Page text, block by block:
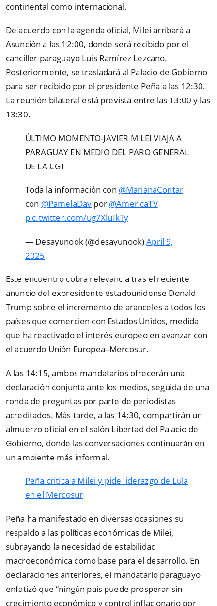
continental como internacional.
De acuerdo con la agenda oficial, Milei arribará a
Asunción a las 12:00, donde será recibido por el
canciller paraguayo Luis Ramírez Lezcano.
Posteriormente, se trasladará al Palacio de Gobierno
para ser recibido por el presidente Peña a las 12:30.
La reunión bilateral está prevista entre las 13:00 y las
13:30.
ÚLTIMO MOMENTO-JAVIER MILEI VIAJA A
PARAGUAY EN MEDIO DEL PARO GENERAL
DE LA CGT
Toda la información con @MarianaContar
con @PamelaDav por @AmericaTV
pic.twitter.com/ug7XluIkTy
— Desayunook (@desayunook)April 9,
2025
Este encuentro cobra relevancia tras el reciente
anuncio del expresidente estadounidense Donald
Trump sobre el incremento de aranceles a todos los
países que comercien con Estados Unidos, medida
que ha reactivado el interés europeo en avanzar con
el acuerdo Unión Europea–Mercosur.
A las 14:15, ambos mandatarios ofrecerán una
declaración conjunta ante los medios, seguida de una
ronda de preguntas por parte de periodistas
acreditados. Más tarde, a las 14:30, compartirán un
almuerzo oficial en el salón Libertad del Palacio de
Gobierno, donde las conversaciones continuarán en
un ambiente más informal.
Peña critica a Milei y pide liderazgo de Lula
en el Mercosur
Peña ha manifestado en diversas ocasiones su
respaldo a las políticas económicas de Milei,
subrayando la necesidad de estabilidad
macroeconómica como base para el desarrollo. En
declaraciones anteriores, el mandatario paraguayo
enfatizó que “ningún país puede prosperar sin
crecimiento económico y control inflacionario por